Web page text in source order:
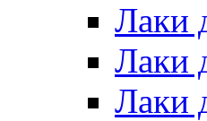
Лаки
Лаки
Лаки